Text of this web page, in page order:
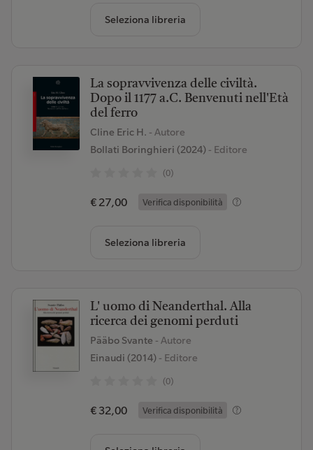
Seleziona libreria
La sopravvivenza delle civiltà.
Dopo il 1177 a.C. Benvenuti nell'Età
del ferro
Cline Eric H. - Autore
Bollati Boringhieri (2024)- Editore
(0)
€ 27,00 Verifica disponibilità
Seleziona libreria
L' uomo di Neanderthal. Alla
ricerca dei genomi perduti
Pääbo Svante - Autore
Einaudi (2014)- Editore
(0)
€ 32,00 Verifica disponibilità